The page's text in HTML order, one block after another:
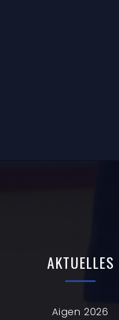
AKTUELLES
Aigen 2026